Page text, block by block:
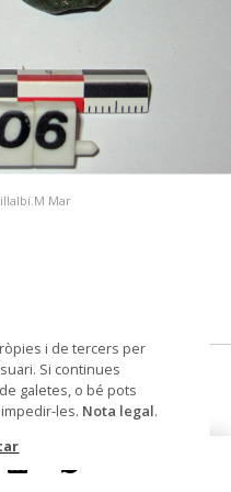
Mar
penjoll
i de tercers per
Si continues
galetes, o bé pots
les. Nota legal.